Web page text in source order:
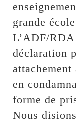
grande
L’ADF/
déclaration
en
forme de
Nous